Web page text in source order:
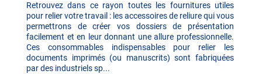
Retrouvez dans ce rayon toutes les fournitures utiles
pour relier votre travail : lesaccessoires de reliurequi vous
permettrons de créer vos dossiers de présentation
facilement et en leur donnant une allure professionnelle.
Ces consommables indispensables pour relier les
documents imprimés (ou manuscrits) sont fabriquées
par des industrielssp...